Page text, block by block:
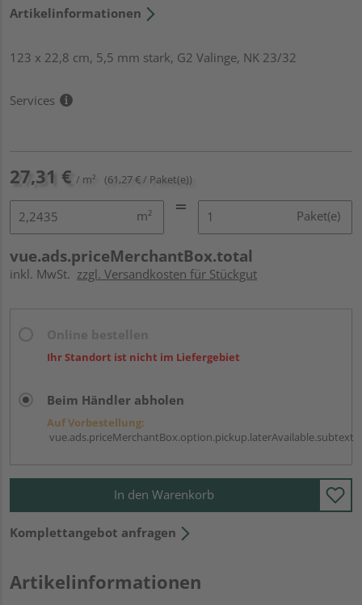
Artikelinformationen
123 x 22,8 cm, 5,5 mm stark, G2 Valinge, NK 23/32
Services
27,31 € / m² (61,27 € / Paket(e))
m² Paket(e)
vue.ads.priceMerchantBox.total
inkl. MwSt. zzgl. Versandkosten für Stückgut
Ihr Standort ist nicht im Liefergebiet
Beim Händler abholen
Auf Vorbestellung:
vue.ads.priceMerchantBox.option.pickup.laterAvailable.subtext
In den Warenkorb
Komplettangebot anfragen
Artikelinformationen